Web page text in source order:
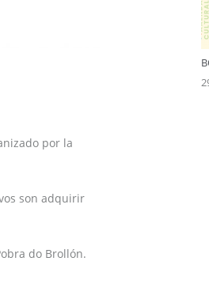
por la
son adquirir
do Brollón.